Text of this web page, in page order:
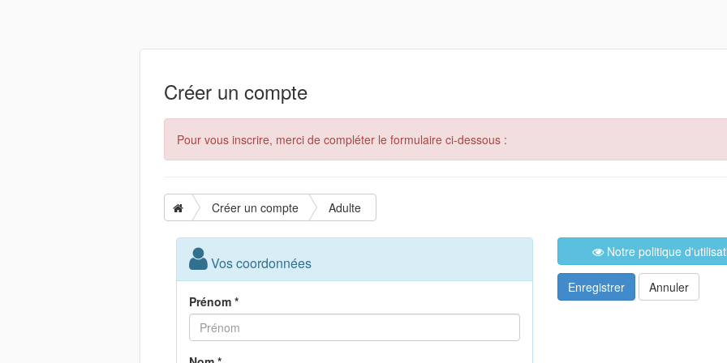
Créer un compte
Pour vous inscrire, merci de compléter le formulaire ci-dessous :
Créer un compte Adulte
Vos coordonnées
Prénom *
Notre politique
Enregistrer Annuler